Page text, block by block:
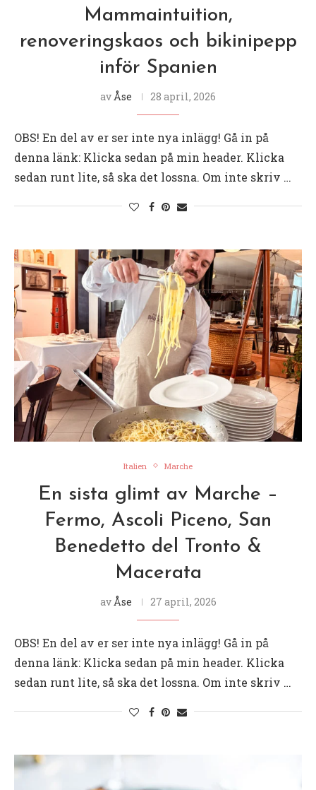
Mammaintuition,
renoveringskaos och bikinipepp
inför Spanien
av Åse 28 april, 2026
OBS! En del av er ser inte nya inlägg! Gå in på
denna länk: Klicka sedan på min header. Klicka
sedan runt lite, så ska det lossna. Om inte skriv …
Italien Marche
En sista glimt av Marche –
Fermo, Ascoli Piceno, San
Benedetto del Tronto &
Macerata
av Åse 27 april, 2026
OBS! En del av er ser inte nya inlägg! Gå in på
denna länk: Klicka sedan på min header. Klicka
sedan runt lite, så ska det lossna. Om inte skriv …